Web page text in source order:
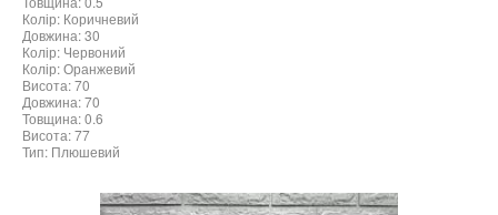
Колір: Коричневий
Довжина: 30
Колір: Червоний
Колір: Оранжевий
Висота: 70
Довжина: 70
Товщина: 0.6
Висота: 77
Тип: Плюшевий